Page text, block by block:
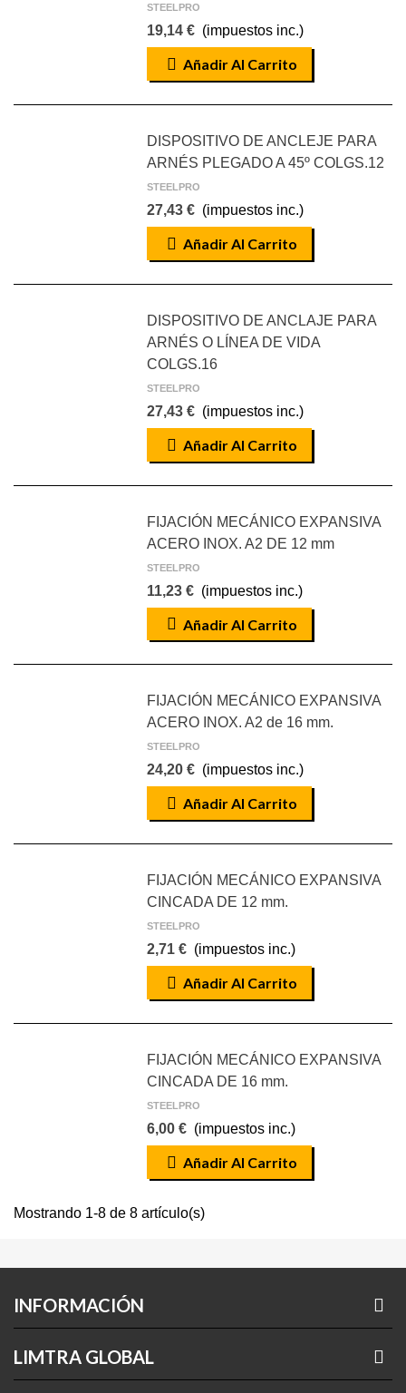
STEELPRO
19,14 € (impuestos inc.)
Añadir Al Carrito
DISPOSITIVO DE ANCLEJE PARA
ARNÉS PLEGADO A 45º COLGS.12
STEELPRO
27,43 € (impuestos inc.)
Añadir Al Carrito
DISPOSITIVO DE ANCLAJE PARA
ARNÉS O LÍNEA DE VIDA
COLGS.16
STEELPRO
27,43 € (impuestos inc.)
Añadir Al Carrito
FIJACIÓN MECÁNICO EXPANSIVA
ACERO INOX. A2 DE 12 mm
STEELPRO
11,23 € (impuestos inc.)
Añadir Al Carrito
FIJACIÓN MECÁNICO EXPANSIVA
ACERO INOX. A2 de 16 mm.
STEELPRO
24,20 € (impuestos inc.)
Añadir Al Carrito
FIJACIÓN MECÁNICO EXPANSIVA
CINCADA DE 12 mm.
STEELPRO
2,71 € (impuestos inc.)
Añadir Al Carrito
FIJACIÓN MECÁNICO EXPANSIVA
CINCADA DE 16 mm.
STEELPRO
6,00 € (impuestos inc.)
Añadir Al Carrito
Mostrando 1-8 de 8 artículo(s)
INFORMACIÓN
LIMTRA GLOBAL